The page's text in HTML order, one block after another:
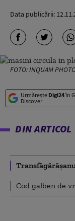
Data publicării:
FOTO: INQUAM
Urmărește Digi24în
Discover
DIN ARTICOL
Cod galben de